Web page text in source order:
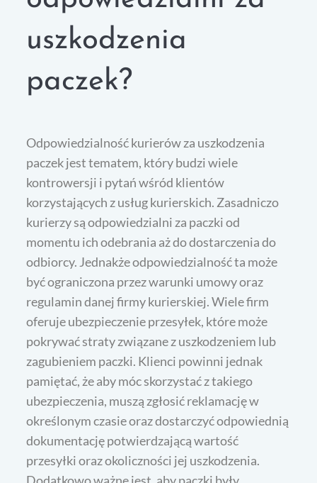
uszkodzenia
paczek?
Odpowiedzialność kurierów za uszkodzenia
paczek jest tematem, który budzi wiele
kontrowersji i pytań wśród klientów
korzystających z usług kurierskich. Zasadniczo
kurierzy są odpowiedzialni za paczki od
momentu ich odebrania aż do dostarczenia do
odbiorcy. Jednakże odpowiedzialność ta może
być ograniczona przez warunki umowy oraz
regulamin danej firmy kurierskiej. Wiele firm
oferuje ubezpieczenie przesyłek, które może
pokrywać straty związane z uszkodzeniem lub
zagubieniem paczki. Klienci powinni jednak
pamiętać, że aby móc skorzystać z takiego
ubezpieczenia, muszą zgłosić reklamację w
określonym czasie oraz dostarczyć odpowiednią
dokumentację potwierdzającą wartość
przesyłki oraz okoliczności jej uszkodzenia.